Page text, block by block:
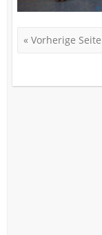
« Vorherige Seite